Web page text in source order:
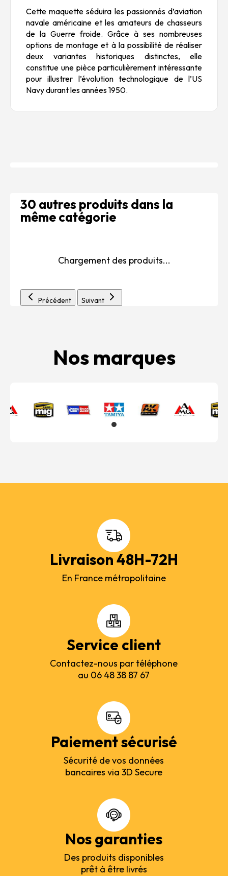
Cette maquette séduira les passionnés d’aviation
navale américaine et les amateurs de chasseurs
de la Guerre froide. Grâce à ses nombreuses
options de montage et à la possibilité de réaliser
deux variantes historiques distinctes, elle
constitue une pièce particulièrement intéressante
pour illustrer l’évolution technologique de l’US
Navy durant les années 1950.
30 autres produits dans la
même catégorie
Chargement des produits...
Précédent Suivant
Nos marques
Livraison 48H-72H
En France métropolitaine
Service client
Contactez-nous par téléphone
au 06 48 38 87 67
Paiement sécurisé
Sécurité de vos données
bancaires via 3D Secure
Nos garanties
Des produits disponibles
prêt à être livrés